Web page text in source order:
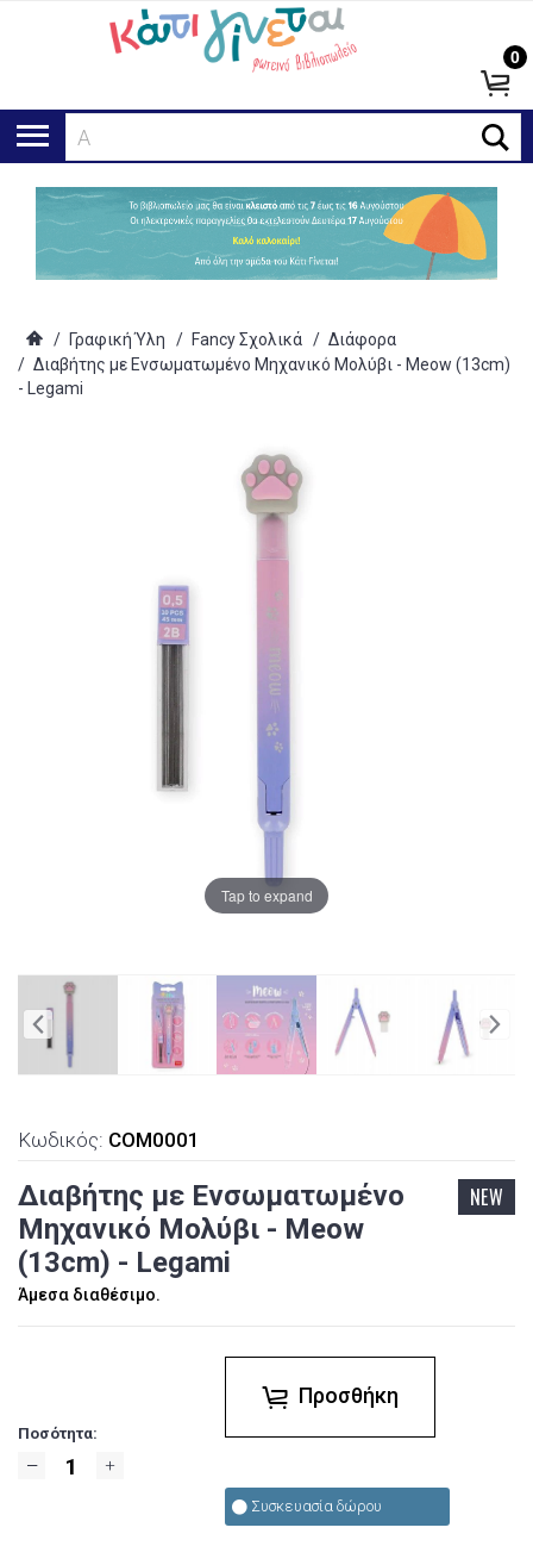
Αναζ
0
/ Γραφική Ύλη / Fancy Σχολικά / Διάφορα
/ Διαβήτης με Ενσωματωμένο Μηχανικό Μολύβι - Meow (13cm)
- Legami
Tap to expand
Κωδικός: COM0001
Διαβήτης με Ενσωματωμένο
Μηχανικό Μολύβι - Meow
(13cm) - Legami
NEW
Άμεσα διαθέσιμο.
Ποσότητα:
Προσθήκη
Συσκευασία δώρου